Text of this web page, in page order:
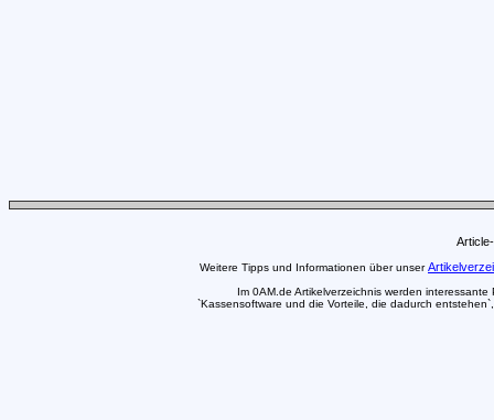
Weitere Tipps und Informationen über unser
Im 0AM.de Artikelverzeichnis werden
`Kassensoftware und die Vorteile, die dadurch